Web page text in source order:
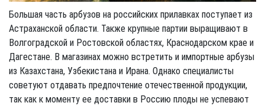
Большая часть арбузов на российских прилавках поступает из
Астраханской области. Также крупные партии выращивают в
Волгоградской и Ростовской областях, Краснодарском крае и
Дагестане. В магазинах можно встретить и импортные арбузы
из Казахстана, Узбекистана и Ирана. Однако специалисты
советуют отдавать предпочтение отечественной продукции,
так как к моменту ее доставки в Россию плоды не успевают